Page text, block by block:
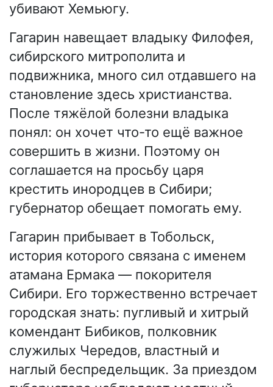
убивают Хемьюгу.
Гагарин навещает владыку Филофея,
сибирского митрополита и
подвижника, много сил отдавшего на
становление здесь христианства.
После тяжёлой болезни владыка
понял: он хочет что-то ещё важное
совершить в жизни. Поэтому он
соглашается на просьбу царя
крестить инородцев в Сибири;
губернатор обещает помогать ему.
Гагарин прибывает в Тобольск,
история которого связана с именем
атамана Ермака — покорителя
Сибири. Его торжественно встречает
городская знать: пугливый и хитрый
комендант Бибиков, полковник
служилых Чередов, властный и
наглый беспредельщик. За приездом